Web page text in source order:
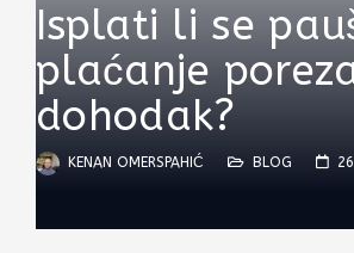
Isplati li se
plaćanje
dohodak?
KENAN OMERSPAHIĆ BLOG